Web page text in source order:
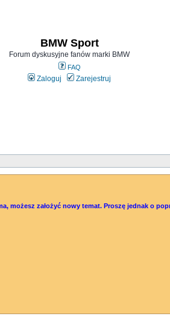
BMW Sport
Forum dyskusyjne fanów marki BMW
FAQ
Zaloguj Zarejestruj
założyć nowy temat. Proszę jednak o